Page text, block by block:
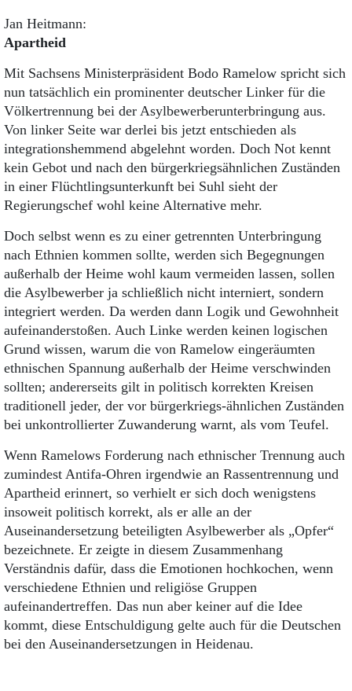
Jan Heitmann:
Apartheid
Mit Sachsens Ministerpräsident Bodo Ramelow spricht sich
nun tatsächlich ein prominenter deutscher Linker für die
Völkertrennung bei der Asylbewerberunterbringung aus.
Von linker Seite war derlei bis jetzt entschieden als
integrationshemmend abgelehnt worden. Doch Not kennt
kein Gebot und nach den bürgerkriegsähnlichen Zuständen
in einer Flüchtlingsunterkunft bei Suhl sieht der
Regierungschef wohl keine Alternative mehr.
Doch selbst wenn es zu einer getrennten Unterbringung
nach Ethnien kommen sollte, werden sich Begegnungen
außerhalb der Heime wohl kaum vermeiden lassen, sollen
die Asylbewerber ja schließlich nicht interniert, sondern
integriert werden. Da werden dann Logik und Gewohnheit
aufeinanderstoßen. Auch Linke werden keinen logischen
Grund wissen, warum die von Ramelow eingeräumten
ethnischen Spannung außerhalb der Heime verschwinden
sollten; andererseits gilt in politisch korrekten Kreisen
traditionell jeder, der vor bür­ger­kriegs-­ähnlichen Zuständen
bei unkontrollierter Zuwanderung warnt, als vom Teufel.
Wenn Ramelows Forderung nach ethnischer Trennung auch
zumindest Antifa-Ohren irgendwie an Rassentrennung und
Apartheid erinnert, so verhielt er sich doch wenigstens
insoweit politisch korrekt, als er alle an der
Auseinandersetzung beteiligten Asylbewerber als „Opfer“
bezeichnete. Er zeigte in diesem Zusammenhang
Verständnis dafür, dass die Emotionen hochkochen, wenn
verschiedene Ethnien und religiöse Gruppen
aufeinandertreffen. Das nun aber keiner auf die Idee
kommt, diese Entschuldigung gelte auch für die Deutschen
bei den Auseinandersetzungen in Heidenau.